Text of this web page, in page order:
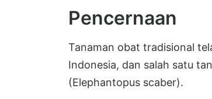
Pencernaan
Tanaman obat tradisional
Indonesia, dan salah satu
(Elephantopus scaber).